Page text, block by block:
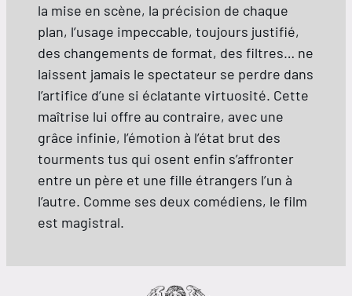
la mise en scène, la précision de chaque
plan, l’usage impeccable, toujours justifié,
des changements de format, des filtres… ne
laissent jamais le spectateur se perdre dans
l’artifice d’une si éclatante virtuosité. Cette
maîtrise lui offre au contraire, avec une
grâce infinie, l’émotion à l’état brut des
tourments tus qui osent enfin s’affronter
entre un père et une fille étrangers l’un à
l’autre. Comme ses deux comédiens, le film
est magistral.